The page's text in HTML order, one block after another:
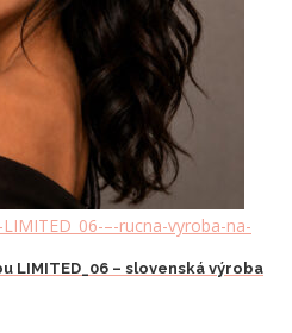
LIMITED_06 – slovenská výroba